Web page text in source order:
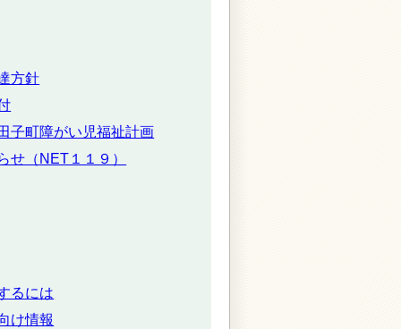
方針
子町障がい児福祉計画
せ（NET１１９）
るには
け情報